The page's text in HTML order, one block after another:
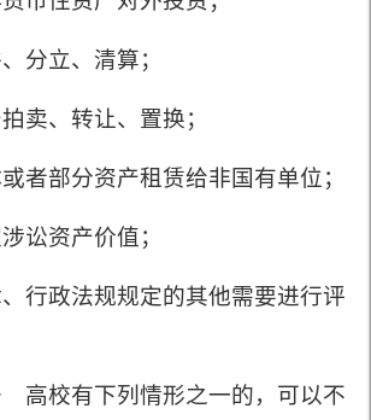
立、清算；
、转让、置换；
部分资产租赁给非国有单位；
资产价值；
政法规规定的其他需要进行评
校有下列情形之一的，可以不